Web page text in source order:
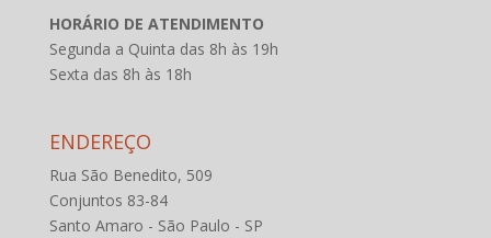
HORÁRIO DE ATENDIMENTO
Segunda a Quinta das 8h às 19h
Sexta das 8h às 18h
ENDEREÇO
Rua São Benedito, 509
Conjuntos 83-84
Santo Amaro - São Paulo - SP